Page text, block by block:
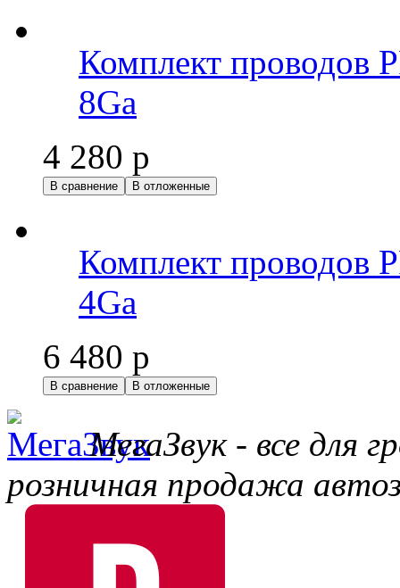
Комплект проводов
8Ga
4 280 р
В сравнение В отложенные
Комплект проводов
4Ga
6 480 р
В сравнение В отложенные
МегаЗвук - все для
розничная продажа